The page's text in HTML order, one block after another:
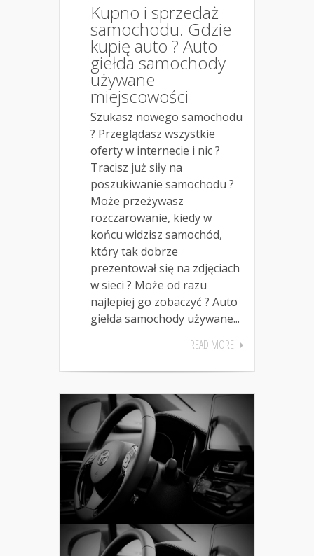
Kupno i sprzedaż
samochodu. Gdzie
kupię auto ? Auto
giełda samochody
używane
miejscowości
Szukasz nowego samochodu
? Przeglądasz wszystkie
oferty w internecie i nic ?
Tracisz już siły na
poszukiwanie samochodu ?
Może przeżywasz
rozczarowanie, kiedy w
końcu widzisz samochód,
który tak dobrze
prezentował się na zdjęciach
w sieci ? Może od razu
najlepiej go zobaczyć ? Auto
giełda samochody używane...
READ MORE